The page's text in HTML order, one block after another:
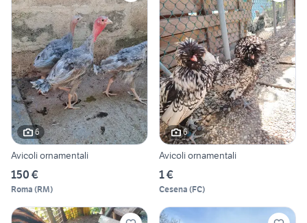
6
Avicoli ornamentali
150 €
Roma (RM)
6
Avicoli ornamentali
1 €
Cesena (FC)